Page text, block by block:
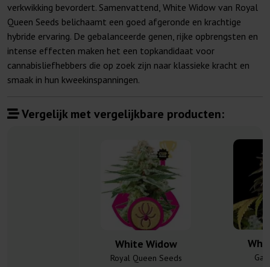
verkwikking bevordert. Samenvattend, White Widow van Royal
Queen Seeds belichaamt een goed afgeronde en krachtige
hybride ervaring. De gebalanceerde genen, rijke opbrengsten en
intense effecten maken het een topkandidaat voor
cannabisliefhebbers die op zoek zijn naar klassieke kracht en
smaak in hun kweekinspanningen.
Vergelijk met vergelijkbare producten:
White Widow
Royal Queen Seeds